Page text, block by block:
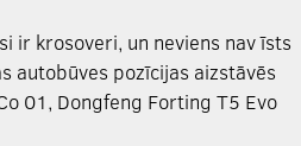
ir krosoveri, un neviens nav īsts
autobūves pozīcijas aizstāvēs
01, Dongfeng Forting T5 Evo